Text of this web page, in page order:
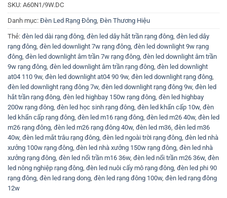
SKU: A60N1/9W.DC
Danh mục: Đèn Led Rạng Đông Đèn Thương Hiệu
Thẻ: đèn led dài rạng đông đèn led dây hắt trần rạng đông đèn led dây
rạng đông đèn led downlight 7w rạng đông đèn led downlight 9w rạng
đông đèn led downlight âm trần 7w rạng đông đèn led downlight âm trần
9w rạng đông đèn led downlight âm trần rạng đông đèn led downlight
at04 110 9w, đèn led downlight at04 90 9w, đèn led downlight rạng đông
đèn led downlight rạng đông 7w, đèn led downlight rạng đông 9w, đèn led
hắt trần rạng đông đèn led highbay 150w rạng đông đèn led highbay
200w rạng đông đèn led học sinh rạng đông đèn led khẩn cấp 10w, đèn
led khẩn cấp rạng đông đèn led m16 rạng đông đèn led m26 40w, đèn led
m26 rạng đông đèn led m26 rạng đông 40w, đèn led m36 đèn led m36
40w, đèn led mắt trâu rạng đông đèn led ngoài trời rạng đông đèn led nhà
xưởng 100w rạng đông đèn led nhà xưởng 150w rạng đông đèn led nhà
xưởng rạng đông đèn led nổi trần m16 36w, đèn led nổi trần m26 36w, đèn
led nông nghiệp rạng đông đèn led nuôi cấy mô rạng đông đèn led phi 90
rạng đông đèn led rang dong đèn led rạng đông 100w, đèn led rạng đông
12w